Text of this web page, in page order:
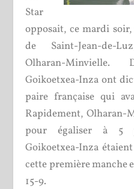
Star
opposait, ce mardi
de Saint-Jean-de-
Olharan-
Goikoetxea-Inza ont
paire française qui
Rapidement, Olharan-
pour égaliser à 5
Goikoetxea-Inza
cette première manche
15-9.